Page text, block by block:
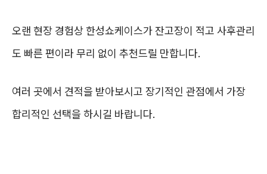
오랜 현장 경험상 한성쇼케이스가 잔고장이 적고 사후관리
도 빠른 편이라 무리 없이 추천드릴 만합니다.
여러 곳에서 견적을 받아보시고 장기적인 관점에서 가장
합리적인 선택을 하시길 바랍니다.